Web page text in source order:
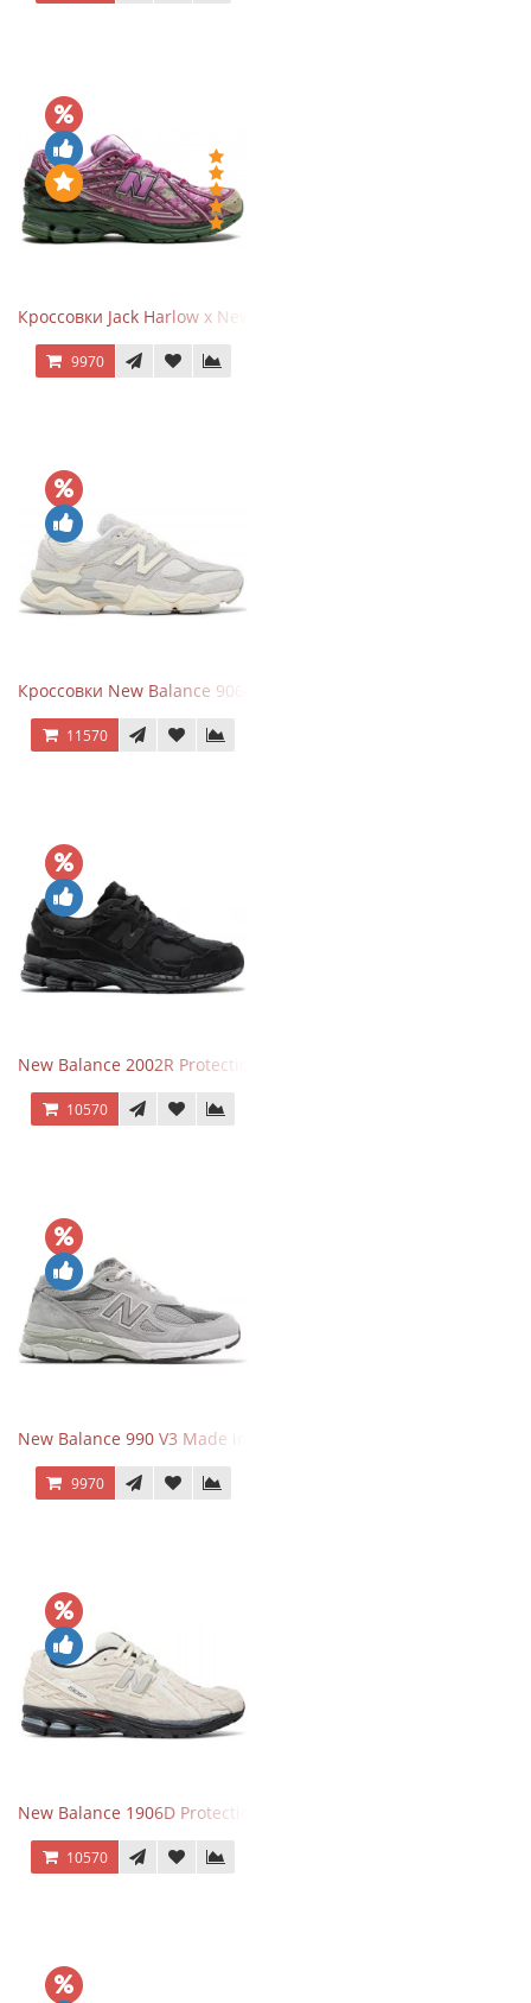
Кроссовки Jack Harlow x New Balance 1906r Kentucky Derby
9970
Кроссовки New Balance 9060 Quartz Grey
11570
New Balance 2002R Protection Phantom Black
10570
New Balance 990 V3 Made in USA Grey
9970
New Balance 1906D Protection Pack Turtledove
10570